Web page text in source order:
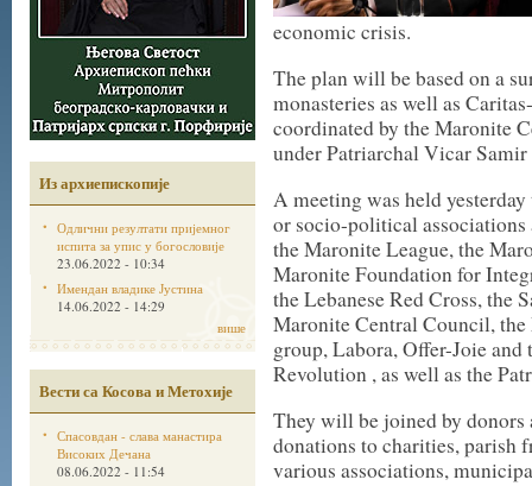
Из архиепископије
Одлични резултати пријемног
испита за упис у богословије
23.06.2022 - 10:34
Имендан владике Јустина
14.06.2022 - 14:29
више
Вести са Косова и Метохије
Спасовдан - слава манастира
Високих Дечана
08.06.2022 - 11:54
economic crisis.
The plan will be based on a
monasteries as well as
coordinated by the Maronite
under Patriarchal Vicar
A meeting was held
or socio-political
the Maronite League, the
Maronite Foundation for
the Lebanese Red Cross, the
Maronite Central Council,
group, Labora, Offer-Joie
Revolution , as well as the
They will be joined by
donations to charities, parish
various associations,